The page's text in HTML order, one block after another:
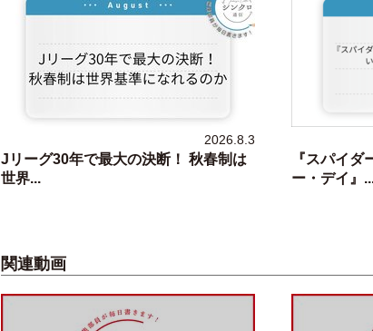
2026.8.3
Jリーグ30年で最大の決断！ 秋春制は
世界...
『スパイダ
ー・デイ』
関連動画